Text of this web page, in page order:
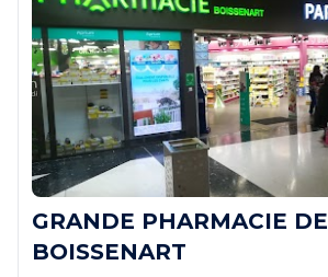
GRANDE PHARMACIE DE
BOISSENART